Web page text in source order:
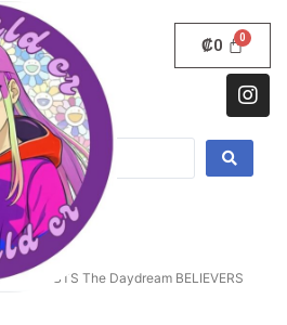
₡0
/ BTS The Daydream BELIEVERS